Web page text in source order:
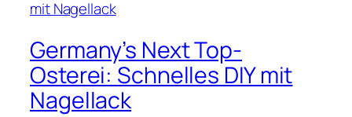
Germany’s Next Top-
Osterei: Schnelles DIY mit
Nagellack